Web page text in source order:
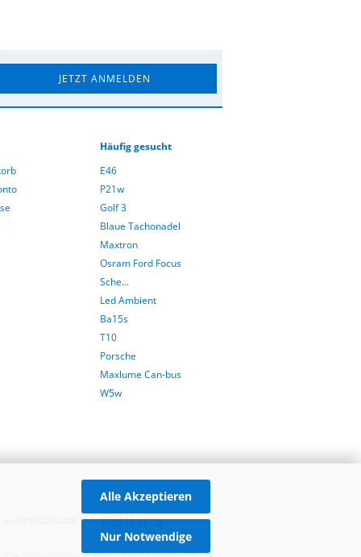
Alle Akzeptieren
Nur Notwendige
Häufig gesucht
E46
P21w
Golf 3
Blaue Tachonadel
Maxtron
Osram Ford Focus
Sche...
Led Ambient
Ba15s
T10
Porsche
Maxlume Can-bus
W5w